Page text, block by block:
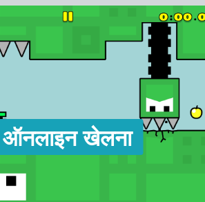
ऑनलाइन खेलना